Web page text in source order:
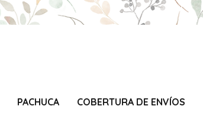
PACHUCA COBERTURA DE ENVÍOS